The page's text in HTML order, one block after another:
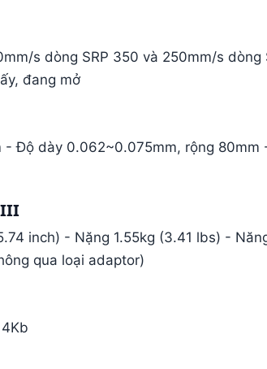
s dòng SRP 350 và 250mm/s dòng
đang mở
Độ dày 0.062~0.075mm, rộng 80mm
inch) - Nặng 1.55kg (3.41 lbs) -
qua loại adaptor)